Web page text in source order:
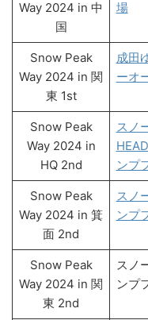
Way 2024 in 中
国
場
Snow Peak
Way 2024 in 関
東 1st
成田
ーオ
Snow Peak
Way 2024 in
HQ 2nd
スノ
ンプ
Snow Peak
Way 2024 in 箕
面 2nd
スノ
ンプ
Snow Peak
Way 2024 in 関
東 2nd
スノ
ンプ